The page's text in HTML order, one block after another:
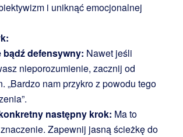
i uniknąć emocjonalnej
bądź defensywny: Nawet jeśli
nieporozumienie, zacznij od
„Bardzo nam przykro z powodu tego
następny krok: Ma to
Zapewnij jasną ścieżkę do